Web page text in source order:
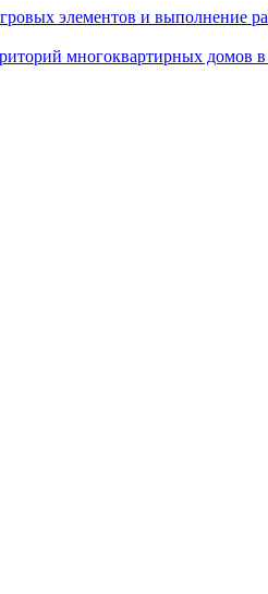
элементов и выполнение
многоквартирных домов в